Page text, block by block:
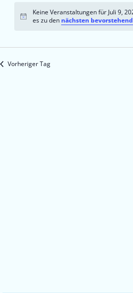
Hinweis
Keine Veranstaltungen für Juli 9,
es zu den nächsten
Vorheriger Tag